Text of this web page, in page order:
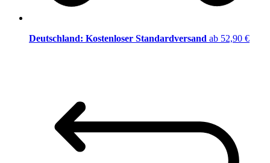
Deutschland: Kostenloser Standardversand ab 52,90 €